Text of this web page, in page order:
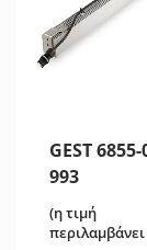
GEST
993
(η τιμή